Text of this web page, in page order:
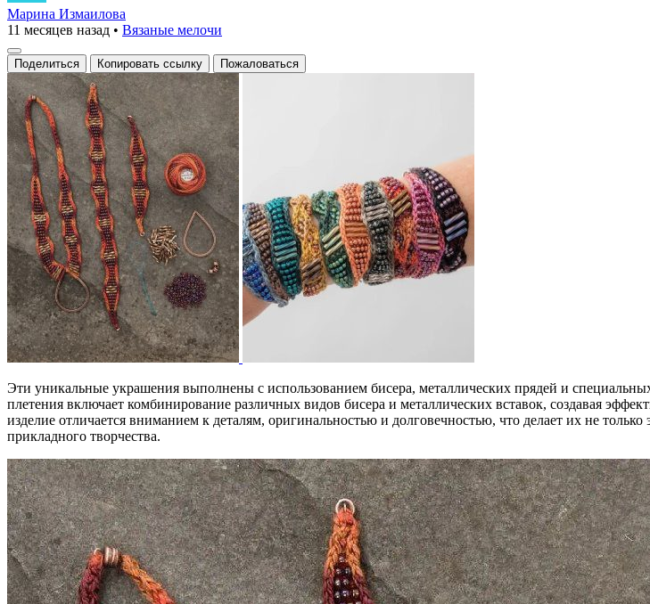
из
бисера
и
металлических
элементов
с
яркой
цветовой
гаммой
и
сложной
техникой
плетения
Марина Измаилова
11 месяцев назад • Вязаные мелочи
Поделиться Копировать ссылку Пожаловаться
Эти уникальные украшения выполнены с использованием бисера, металлических прядей и
плетения включает комбинирование различных видов бисера и металлических вставок, создавая
изделие отличается вниманием к деталям, оригинальностью и долговечностью, что делает их не
прикладного творчества.